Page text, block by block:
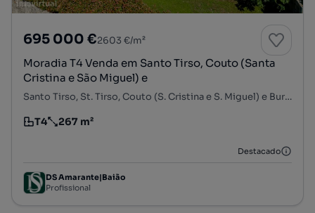
695 000 €2603 €/m²
Moradia T4 Venda em Santo Tirso, Couto (Santa
Cristina e São Miguel) e
Santo Tirso, St. Tirso, Couto (S. Cristina e S. Miguel) e Burgães, Santo Tirso, Porto
Tipologia
T4
Preço por metro quadrado
267 m²
Destacado
DS Amarante|Baião
Profissional